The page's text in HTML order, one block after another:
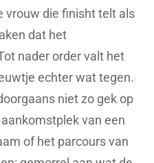
vrouw die finisht telt als
dat het
nader order valt het
echter wat tegen.
niet zo gek op
van een
of het parcours van